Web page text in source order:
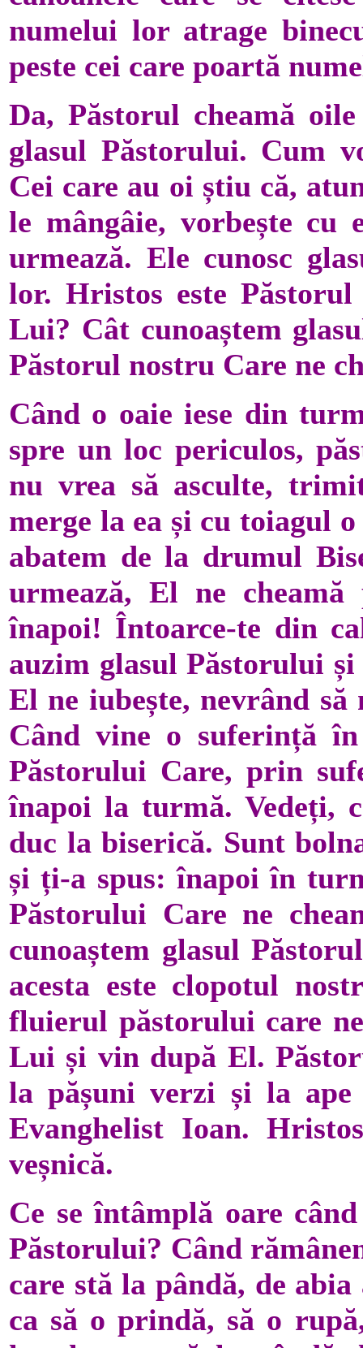
numelui lor atrage
peste cei care poartă
Da, Păstorul cheamă
glasul Păstorului. Cum
Cei care au oi știu că,
le mângâie, vorbește
urmează. Ele cunosc
lor. Hristos este
Lui? Cât cunoaștem
Păstorul nostru Care ne
Când o oaie iese din
spre un loc periculos,
nu vrea să asculte,
merge la ea și cu toiagul
abatem de la drumul
urmează, El ne
înapoi! Întoarce-te din
auzim glasul Păstorului
El ne iubește, nevrând
Când vine o suferință
Păstorului Care, prin
înapoi la turmă. Vedeți,
duc la biserică. Sunt
și ți-a spus: înapoi în
Păstorului Care ne
cunoaștem glasul
acesta este clopotul
fluierul păstorului care
Lui și vin după El.
la pășuni verzi și la ape
Evanghelist Ioan.
veșnică.
Ce se întâmplă oare
Păstorului? Când
care stă la pândă, de
ca să o prindă, să o